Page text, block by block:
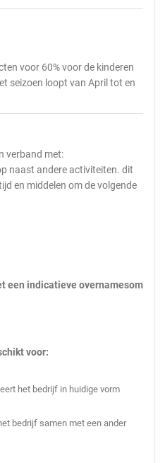
voor 60% voor de kinderen
seizoen loopt van April tot en
verband met:
naast andere activiteiten. dit
en middelen om de volgende
een indicatieve overnamesom
voor:
het bedrijf in huidige vorm
bedrijf samen met een ander